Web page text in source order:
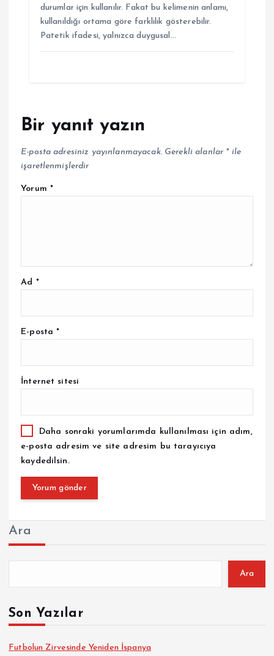
durumlar için kullanılır. Fakat bu kelimenin anlamı,
kullanıldığı ortama göre farklılık gösterebilir.
Patetik ifadesi, yalnızca duygusal…
Bir yanıt yazın
E-posta adresiniz yayınlanmayacak. Gerekli alanlar *ile
işaretlenmişlerdir
Yorum *
Ad *
E-posta*
İnternet sitesi
Daha sonraki yorumlarımda kullanılması için adım,
e-posta adresim ve site adresim bu tarayıcıya
kaydedilsin.
Ara
Ara
Son Yazılar
Futbolun Zirvesinde Yeniden İspanya